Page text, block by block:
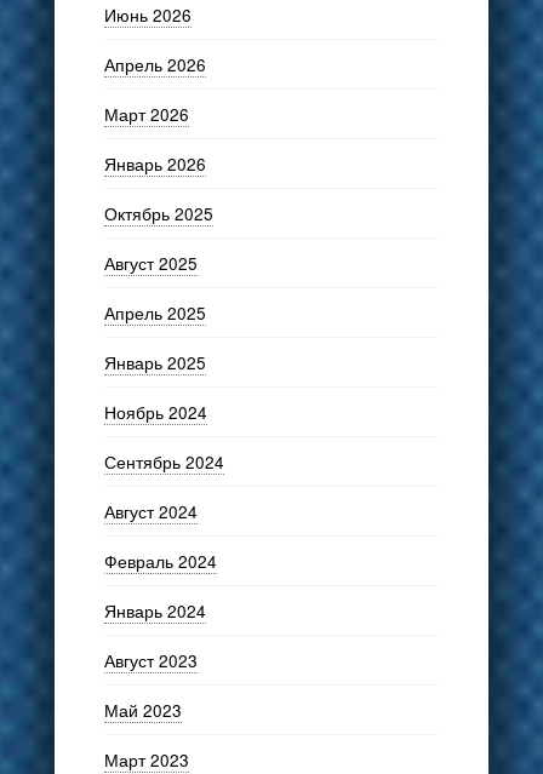
Июнь 2026
Апрель 2026
Март 2026
Январь 2026
Октябрь 2025
Август 2025
Апрель 2025
Январь 2025
Ноябрь 2024
Сентябрь 2024
Август 2024
Февраль 2024
Январь 2024
Август 2023
Май 2023
Март 2023